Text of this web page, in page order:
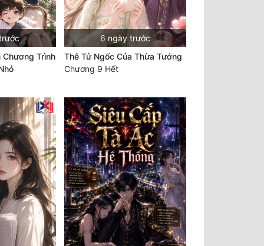
Chương Trình
6 ngày trước
Thê Tử Ngốc Của Thừa Tướng
Chương 9 Hết